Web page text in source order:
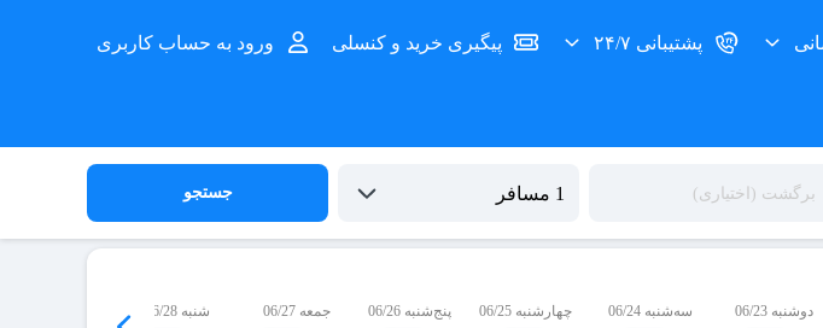
پشتیبانی ۲۴/۷ پیگیری خرید و کنسلی ورود به حساب کاربری
جستجو
دوشنبه 06/23 سه‌شنبه 06/24 چهارشنبه 06/25 پنج‌شنبه 06/26 جمعه 06/27 شنبه 06/28